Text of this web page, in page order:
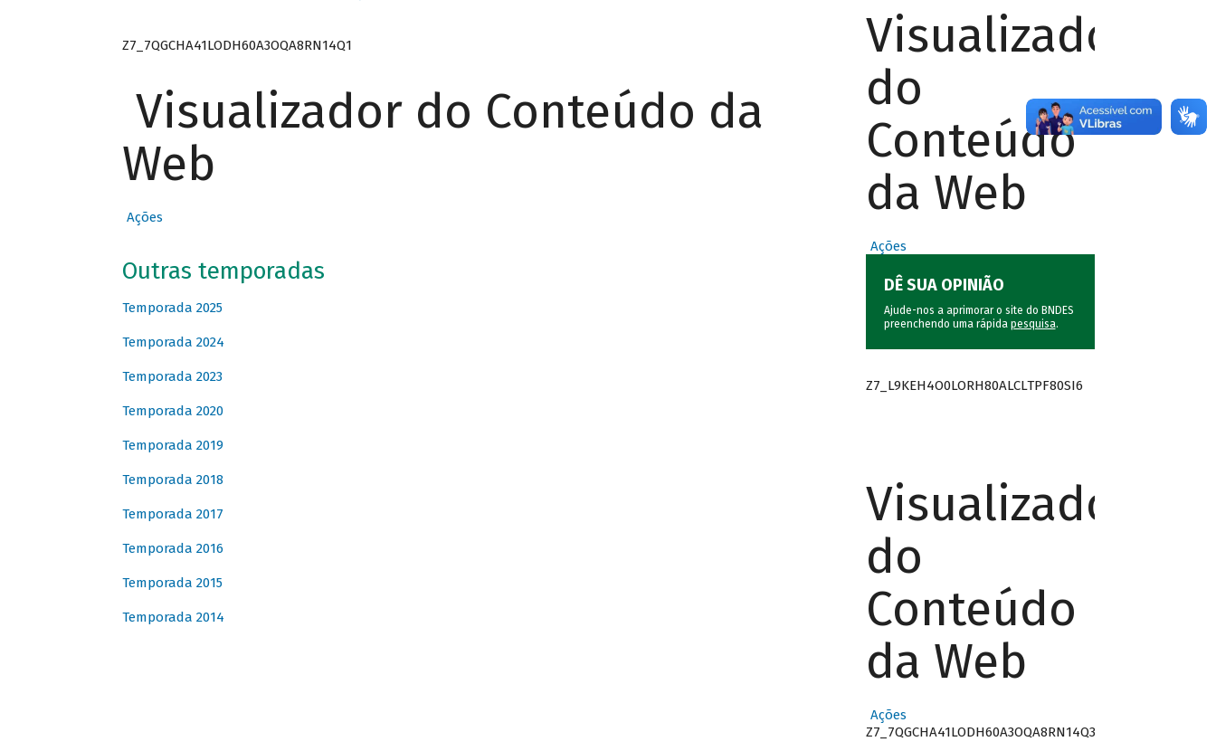
Z7_7QGCHA41LODH60A3OQA8RN14Q1
Visualizador do Conteúdo da
Web
Ações
Outras temporadas
Temporada 2025
Temporada 2024
Temporada 2023
Temporada 2020
Temporada 2019
Temporada 2018
Temporada 2017
Temporada 2016
Temporada 2015
Temporada 2014
Visualizador
do
Conteúdo
da Web
Ações
DÊ SUA OPINIÃO
Ajude-nos a aprimorar o site do BNDES
preenchendo uma rápida pesquisa.
Z7_L9KEH4O0LORH80ALCLTPF80SI6
Visualizador
do
Conteúdo
da Web
Ações
Z7_7QGCHA41LODH60A3OQA8RN14Q3